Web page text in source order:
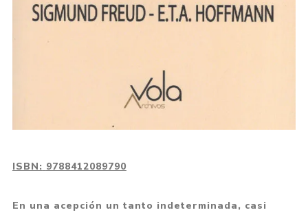
ISBN: 9788412089790
En una acepción un tanto indeterminada, casi